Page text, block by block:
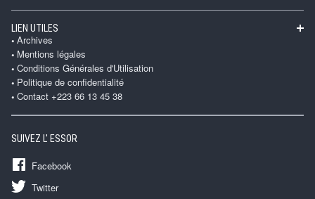
LIEN UTILES
Archives
Mentions légales
Conditions Générales d'Utilisation
Politique de confidentialité
Contact +223 66 13 45 38
SUIVEZ L' ESSOR
Facebook
Twitter